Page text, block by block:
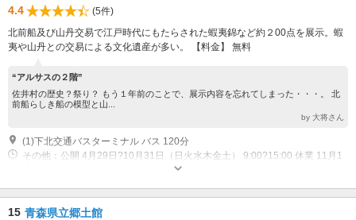
4.4
(5件)
北前船及び山丹交易で江戸時代にもたらされた蝦夷錦など約２00点を展示。蝦
夷や山丹との交易による文化遺産が多い。 【料金】 無料
“アルサスの２階”
佐井村の歴史？祭り？ もう１年前のことで、展示内容を忘れてしまった・・・。 北
前船らしき船の模型と山...
by 大将さん
(1)下北交通バスターミナル バス 120分
その他：公開 4月29日?10月31日（日火水木金土） 9:00?15:00 休業 11月1
15 青森県立郷土館